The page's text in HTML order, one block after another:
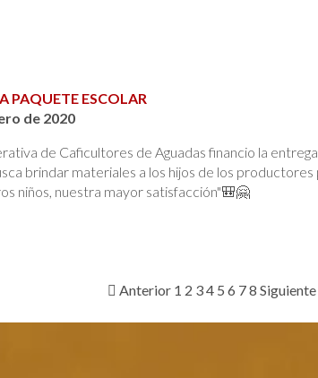
PAQUETE ESCOLAR
de 2020
de Caficultores de Aguadas financio la
brindar materiales a los hijos de los
niños, nuestra mayor satisfacción"🎒🤗
Anterior 1 2 34 5 6 78 Siguiente